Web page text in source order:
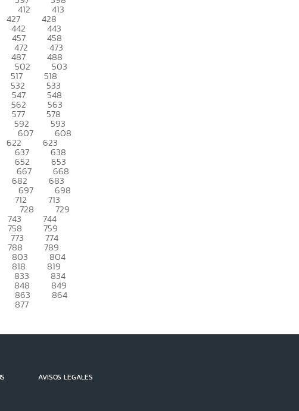
412 413
427 428
442 443
457 458
472 473
487 488
502 503
517 518
532 533
547 548
562 563
577 578
592 593
607 608
622 623
637 638
652 653
667 668
682 683
697 698
712 713
728 729
743 744
758 759
773 774
788 789
803 804
818 819
833 834
848 849
863 864
877
AVISOS LEGALES